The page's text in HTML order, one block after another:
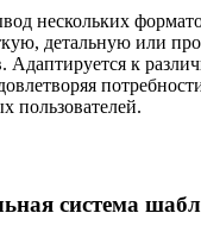
нескольких
детальную или
Адаптируется к
пользователей.
система